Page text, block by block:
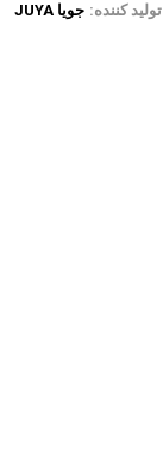
تولید کننده: جویا JUYA